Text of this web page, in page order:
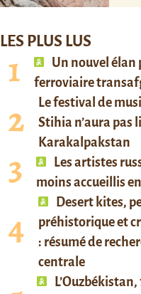
LES PLUS LUS
Un nouvel élan
ferroviaire
Le festival de
Stihia n’aura pas
Karakalpakstan
Les artistes
moins accueillis
Desert kites,
préhistorique et
: résumé de
centrale